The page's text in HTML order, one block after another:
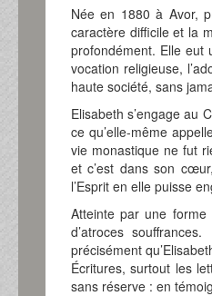
Née en 1880 à Avor,
caractère difficile et la
profondément. Elle eut
vocation religieuse,
haute société, sans
Elisabeth s’engage au
ce qu’elle-même
vie monastique ne fut
et c’est dans son
l’Esprit en elle puisse
Atteinte par une
d’atroces
précisément
Écritures, surtout les
sans réserve : en